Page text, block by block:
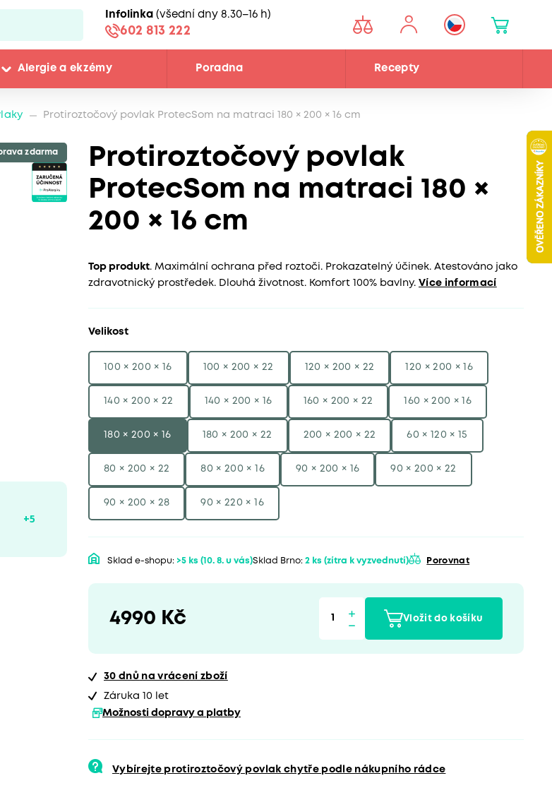
Infolinka (všední dny 8.30–16 h)
602 813 222
Alergie a ekzémy Poradna Recepty
Protiroztočový povlak ProtecSom na matraci 180 × 200 × 16 cm
Protiroztočový povlak
ProtecSom na matraci 180 ×
200 × 16 cm
zdarma
Top produkt. Maximální ochrana před roztoči. Prokazatelný účinek. Atestováno jako
zdravotnický prostředek. Dlouhá životnost. Komfort 100% bavlny. Více informací
Velikost
100 × 200 × 16 100 × 200 × 22 120 × 200 × 22 120 × 200 × 16
140 × 200 × 22 140 × 200 × 16 160 × 200 × 22 160 × 200 × 16
180 × 200 × 16 180 × 200 × 22 200 × 200 × 22 60 × 120 × 15
80 × 200 × 22 80 × 200 × 16 90 × 200 × 16 90 × 200 × 22
90 × 200 × 28 90 × 220 × 16
Sklad e-shopu: >5 ks (10. 8. u vás)Sklad Brno: 2 ks (zítra k vyzvednutí) Porovnat
4990 Kč Vložit do košíku
30 dnů na vrácení zboží
Záruka 10 let
Možnosti dopravy a platby
Vybírejte protiroztočový povlak chytře podle nákupního rádce